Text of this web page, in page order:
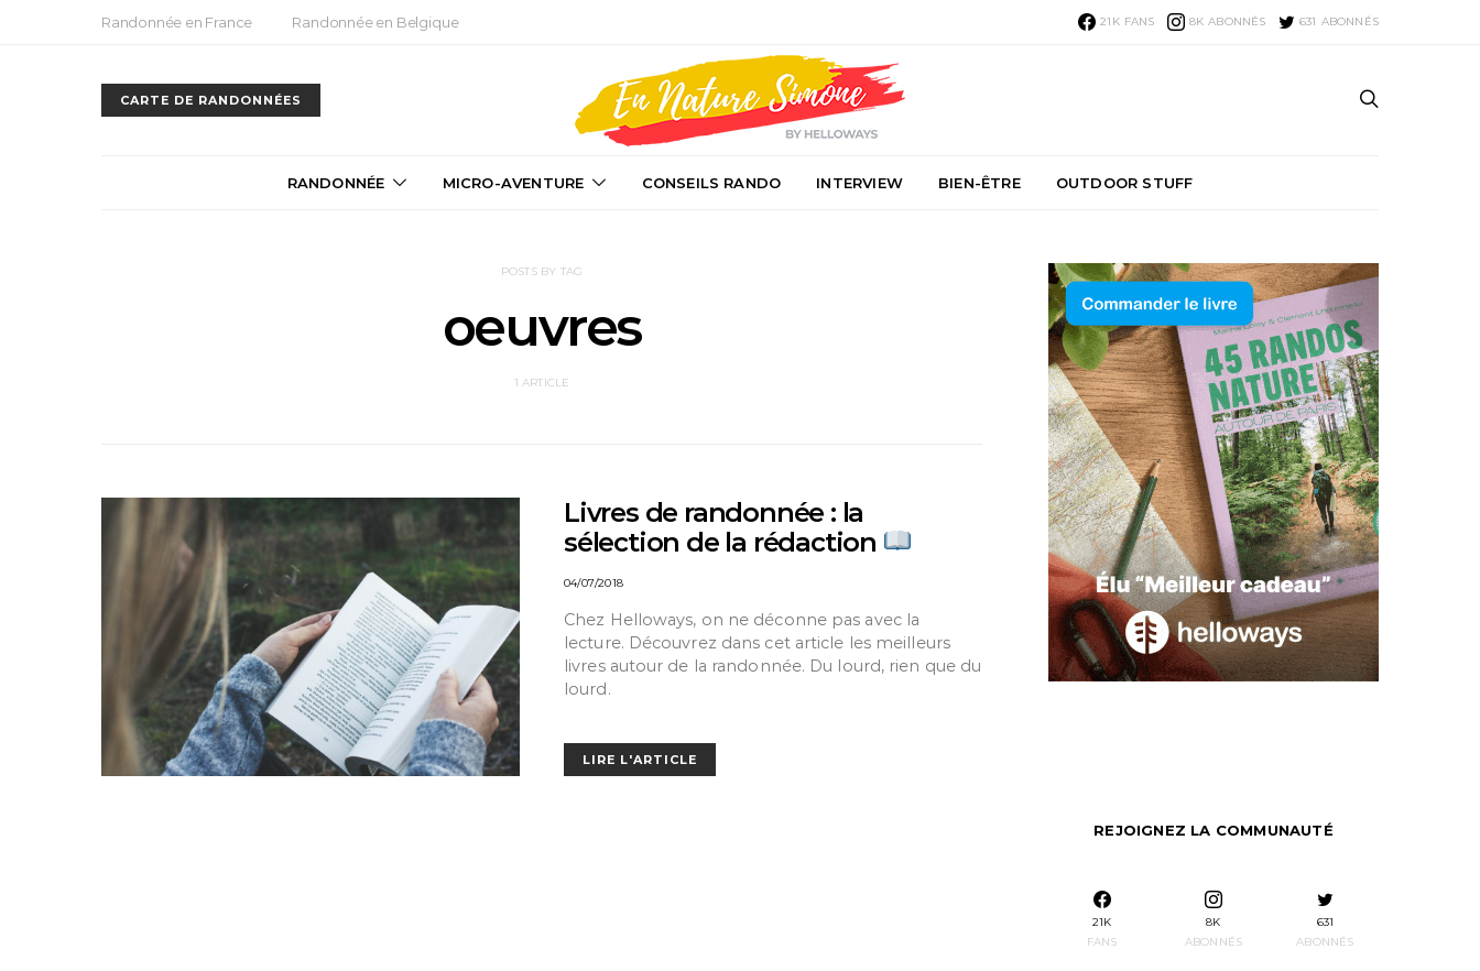
Randonnée en France Randonnée en Belgique 21K FANS 8K ABONNÉS 631 ABONNÉS
CARTE DE RANDONNÉES
RANDONNÉE MICRO-AVENTURE CONSEILS RANDO INTERVIEW BIEN-ÊTRE OUTDOOR STUFF
POSTS BY TAG
oeuvres
1 ARTICLE
Livres de randonnée : la
sélection de la rédaction
04/07/2018
Chez Helloways, on ne déconne pas avec la
lecture. Découvrez dans cet article les meilleurs
livres autour de la randonnée. Du lourd, rien que du
lourd.
LIRE L'ARTICLE
REJOIGNEZ LA COMMUNAUTÉ
21K
FANS
8K
ABONNÉS
631
ABONNÉS